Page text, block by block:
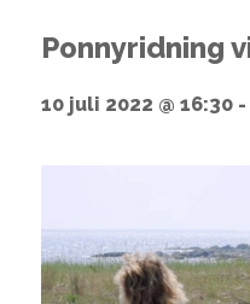
Ponnyridning
10 juli 2022 @ 16:30-